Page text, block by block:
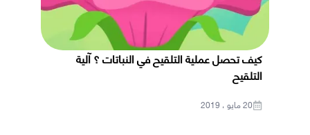
كيف تحصل عملية التلقيح في النباتات ؟ آلية
التلقيح
20 مايو ، 2019